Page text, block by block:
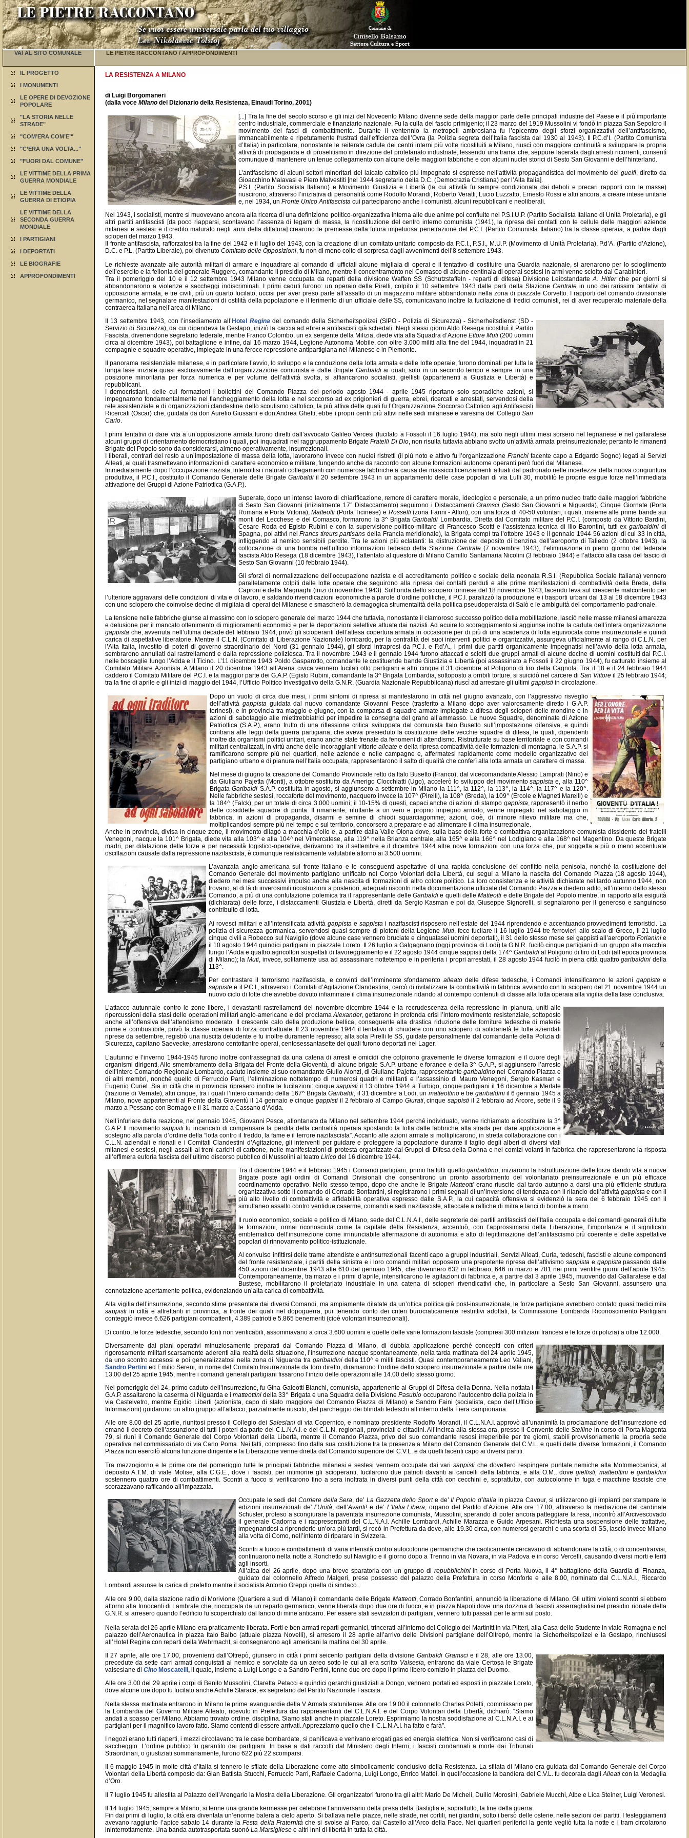
VAI AL SITO COMUNALE
IL PROGETTO
I MONUMENTI
LE OPERE DI DEVOZIONE
POPOLARE
"LA STORIA NELLE
STRADE"
"COM’ERA COM’E’"
"C’ERA UNA VOLTA..."
"FUORI DAL COMUNE"
LE VITTIME DELLA PRIMA
GUERRA MONDIALE
LE VITTIME DELLA
GUERRA DI ETIOPIA
LE VITTIME DELLA
SECONDA GUERRA
MONDIALE
I PARTIGIANI
I DEPORTATI
LE BIOGRAFIE
APPROFONDIMENTI
LE PIETRE RACCONTANO /APPROFONDIMENTI
LA RESISTENZA A MILANO
di Luigi Borgomaneri
(dalla voce Milano del Dizionario della Resistenza, Einaudi Torino, 2001)
[...] Tra la fine del secolo scorso e gli inizi del Novecento Milano divenne sede della maggior parte delle principali industrie del Paese e il più importante
centro industriale, commerciale e finanziario nazionale. Fu la culla del fascio primigenio; il 23 marzo del 1919 Mussolini vi fondò in piazza San Sepolcro il
movimento dei fasci di combattimento. Durante il ventennio la metropoli ambrosiana fu l’epicentro degli sforzi organizzativi dell’antifascismo,
immancabilmente e ripetutamente frustrati dall’efficienza dell’Ovra (la Polizia segreta dell’Italia fascista dal 1930 al 1943). Il P.C.d’I. (Partito Comunista
d’Italia) in particolare, nonostante le reiterate cadute dei centri interni più volte ricostituiti a Milano, riuscì con maggiore continuità a sviluppare la propria
attività di propaganda e di proselitismo in direzione del proletariato industriale, tessendo una trama che, seppure lacerata dagli arresti ricorrenti, consentì
comunque di mantenere un tenue collegamento con alcune delle maggiori fabbriche e con alcuni nuclei storici di Sesto San Giovanni e dell’hinterland.
L’antifascismo di alcuni settori minoritari del laicato cattolico più impegnato si espresse nell’attività propagandistica del movimento dei guelfi, diretto da
Gioacchino Malavasi e Piero Malvestiti [nel 1944 segretario della D.C. (Democrazia Cristiana) per l’Alta Italia].
P.S.I. (Partito Socialista Italiano) e Movimento Giustizia e Libertà (la cui attività fu sempre condizionata dai deboli e precari rapporti con le masse)
riuscirono, attraverso l’iniziativa di personalità come Rodolfo Morandi, Roberto Veratti, Lucio Luzzatto, Ernesto Rossi e altri ancora, a creare intese unitarie
e, nel 1934, un Fronte Unico Antifascista cui parteciparono anche i comunisti, alcuni repubblicani e neoliberali.
Nel 1943, i socialisti, mentre si muovevano ancora alla ricerca di una definizione politico-organizzativa interna alle due anime poi confluite nel P.S.I.U.P. (Partito Socialista Italiano di Unità Proletaria), e gli
altri partiti antifascisti [da poco riapparsi, scontavano l’assenza di legami di massa, la ricostituzione del centro interno comunista (1941), la ripresa dei contatti con le cellule delle maggiori aziende
milanesi e sestesi e il credito maturato negli anni della dittatura] crearono le premesse della futura impetuosa penetrazione del P.C.I. (Partito Comunista Italiano) tra la classe operaia, a partire dagli
scioperi del marzo 1943.
Il fronte antifascista, rafforzatosi tra la fine del 1942 e il luglio del 1943, con la creazione di un comitato unitario composto da P.C.I., P.S.I., M.U.P. (Movimento di Unità Proletaria), P.d’A. (Partito d’Azione),
D.C. e P.L. (Partito Liberale), poi divenuto Comitato delle Opposizioni, fu non di meno colto di sorpresa dagli avvenimenti dell’8 settembre 1943.
Le richieste avanzate alle autorità militari di armare e inquadrare al comando di ufficiali alcune migliaia di operai e il tentativo di costituire una Guardia nazionale, si arenarono per lo scioglimento
dell’esercito e la fellonia del generale Ruggero, comandante il presidio di Milano, mentre il concentramento nel Comasco di alcune centinaia di operai sestesi in armi venne sciolto dai Carabinieri.
Tra il pomeriggio del 10 e il 12 settembre 1943 Milano venne occupata da reparti della divisione Waffen SS (Schutzstaffeln - reparti di difesa) Divisione LeibstandarteA. Hitlerche per giorni si
abbandonarono a violenze e saccheggi indiscriminati. I primi caduti furono: un operaio della Pirelli, colpito il 10 settembre 1943 dalle parti della Stazione Centralein uno dei rarissimi tentativi di
opposizione armata, e tre civili, più un quarto fucilato, uccisi per aver preso parte all’assalto di un magazzino militare abbandonato nella zona di piazzale Corvetto. I rapporti del comando divisionale
germanico, nel segnalare manifestazioni di ostilità della popolazione e il ferimento di un ufficiale delle SS, comunicavano inoltre la fucilazione di tredici comunisti, rei di aver recuperato materiale della
contraerea italiana nell’area di Milano.
Il 13 settembre 1943, con l’insediamento all’Hotel Reginadel comando della Sicherheitspolizei (SIPO - Polizia di Sicurezza) - Sicherheitsdienst (SD -
Servizio di Sicurezza), da cui dipendeva la Gestapo, iniziò la caccia ad ebrei e antifascisti già schedati. Negli stessi giorni Aldo Resega ricostituì il Partito
Fascista, divenendone segretario federale, mentre Franco Colombo, un ex sergente della Milizia, diede vita alla Squadra d’Azione Ettore Muti (200 uomini
circa al dicembre 1943), poi battaglione e infine, dal 16 marzo 1944, Legione Autonoma Mobile, con oltre 3.000 militi alla fine del 1944, inquadrati in 21
compagnie e squadre operative, impiegate in una feroce repressione antipartigiana nel Milanese e in Piemonte.
Il panorama resistenziale milanese, e in particolare l’avvio, lo sviluppo e la conduzione della lotta armata e delle lotte operaie, furono dominati per tutta la
lunga fase iniziale quasi esclusivamente dall’organizzazione comunista e dalle Brigate Garibaldiai quali, solo in un secondo tempo e sempre in una
posizione minoritaria per forza numerica e per volume dell’attività svolta, si affiancarono socialisti, giellisti (appartenenti a Giustizia e Libertà) e
repubblicani.
I democristiani, delle cui formazioni i bollettini del Comando Piazza del periodo agosto 1944 - aprile 1945 riportano solo sporadiche azioni, si
impegnarono fondamentalmente nel fiancheggiamento della lotta e nel soccorso ad ex prigionieri di guerra, ebrei, ricercati e arrestati, servendosi della
rete assistenziale e di organizzazioni clandestine dello scoutismo cattolico, la più attiva delle quali fu l’Organizzazione Soccorso Cattolico agli Antifascisti
Ricercati (Oscar) che, guidata da don Aurelio Giussani e don Andrea Ghetti, ebbe i propri centri più attivi nelle sedi milanese e varesina del CollegioSan
Carlo.
I primi tentativi di dare vita a un’opposizione armata furono diretti dall’avvocato Galileo Vercesi (fucilato a Fossoli il 16 luglio 1944), ma solo negli ultimi mesi sorsero nel legnanese e nel gallaratese
alcuni gruppi di orientamento democristiano i quali, poi inquadrati nel raggruppamento BrigateFratelli Di Dio, non risulta tuttavia abbiano svolto un’attività armata preinsurrezionale; pertanto le rimanenti
Brigate del Popolo sono da considerarsi, almeno operativamente, insurrezionali.
I liberali, contrari del resto a un’impostazione di massa della lotta, lavorarono invece con nuclei ristretti (il più noto e attivo fu l’organizzazione Franchifacente capo a Edgardo Sogno) legati ai Servizi
Alleati, ai quali trasmettevano informazioni di carattere economico e militare, fungendo anche da raccordo con alcune formazioni autonome operanti però fuori dal Milanese.
Immediatamente dopo l’occupazione nazista, interrottisi i naturali collegamenti con numerose fabbriche a causa dei massicci licenziamenti attuati dal padronato nelle incertezze della nuova congiuntura
produttiva, il P.C.I., costituito il Comando Generale delle Brigate Garibaldiil 20 settembre 1943 in un appartamento delle case popolari di via Lulli 30, mobilitò le proprie esigue forze nell’immediata
attivazione dei Gruppi di Azione Patriottica (G.A.P.).
Superate, dopo un intenso lavoro di chiarificazione, remore di carattere morale, ideologico e personale, a un primo nucleo tratto dalle maggiori fabbriche
di Sesto San Giovanni (inizialmente 17° Distaccamento) seguirono i DistaccamentiGramsci (Sesto San Giovanni e Niguarda), Cinque Giornate (Porta
Romana e Porta Vittoria),Matteotti (Porta Ticinese) e Rosselli(zona Farini - Affori), con una forza di 40-50 volontari, i quali, insieme alle prime bande sui
monti del Lecchese e del Comasco, formarono la 3^ BrigataGaribaldi Lombardia. Diretta dal Comitato militare del P.C.I. (composto da Vittorio Bardini,
Cesare Roda ed Egisto Rubini e con la supervisione politico-militare di Francesco Scotti e l’assistenza tecnica di Ilio Barontini, tutti exgaribaldini di
Spagna, poi attivi neiFrancs tireurs partisans della Francia meridionale), la Brigata compì tra l’ottobre 1943 e il gennaio 1944 56 azioni di cui 33 in città,
infliggendo al nemico sensibili perdite. Tra le azioni più eclatanti: la distruzione del deposito di benzina dell’aeroporto di Taliedo (2 ottobre 1943), la
collocazione di una bomba nell’ufficio informazioni tedesco della Stazione Centrale(7 novembre 1943), l’eliminazione in pieno giorno del federale
fascista Aldo Resega (18 dicembre 1943), l’attentato al questore di Milano Camillo Santamaria Nicolini (3 febbraio 1944) e l’attacco alla casa del fascio di
Sesto San Giovanni (10 febbraio 1944).
Gli sforzi di normalizzazione dell’occupazione nazista e di accreditamento politico e sociale della neonata R.S.I. (Repubblica Sociale Italiana) vennero
parallelamente colpiti dalle lotte operaie che seguirono alla ripresa dei contatti perduti e alle prime manifestazioni di combattività della Breda, della
Caproni e della Magnaghi (inizi di novembre 1943). Sull’onda dello sciopero torinese del 18 novembre 1943, facendo leva sul crescente malcontento per
l’ulteriore aggravarsi delle condizioni di vita e di lavoro, e saldando rivendicazioni economiche a parole d’ordine politiche, il P.C.I. paralizzò la produzione e i trasporti urbani dal 13 al 18 dicembre 1943
con uno sciopero che coinvolse decine di migliaia di operai del Milanese e smascherò la demagogica strumentalità della politica pseudoperaista di Salò e le ambiguità del comportamento padronale.
La tensione nelle fabbriche giunse al massimo con lo sciopero generale del marzo 1944 che tuttavia, nonostante il clamoroso successo politico della mobilitazione, lasciò nelle masse milanesi amarezza
e delusione per il mancato ottenimento di miglioramenti economici e per le deportazioni selettive attuate dai nazisti. Ad acuire lo scoraggiamento si aggiunse inoltre la caduta dell’intera organizzazione
gappista che, avvenuta nell’ultima decade del febbraio 1944, privò gli scioperanti dell’attesa copertura armata in occasione per di più di una scadenza di lotta equivocata come insurrezionale e quindi
carica di aspettative liberatorie. Mentre il C.L.N. (Comitato di Liberazione Nazionale) lombardo, per la centralità dei suoi interventi politici e organizzativi, assurgeva ufficialmente al rango di C.L.N. per
l’Alta Italia, investito di poteri di governo straordinario del Nord (31 gennaio 1944), gli sforzi intrapresi da P.C.I. e P.d’A., i primi due partiti organicamente impegnatisi nell’avvio della lotta armata,
sembrarono annullati dai rastrellamenti e dalla repressione poliziesca. Tra il novembre 1943 e il gennaio 1944 furono attaccati e sciolti due gruppi armati di alcune decine di uomini costituiti dal P.C.I.
nelle boscaglie lungo l’Adda e il Ticino. L’11 dicembre 1943 Poldo Gasparotto, comandante le costituende bande Giustizia e Libertà (poi assassinato a Fossoli il 22 giugno 1944), fu catturato insieme al
Comitato Militare Azionista. A Milano il 20 dicembre 1943 all’Arena civica vennero fucilati otto partigiani e altri cinque il 31 dicembre al Poligono di tiro della Cagnola. Tra il 18 e il 24 febbraio 1944
caddero il Comitato Militare del P.C.I. e la maggior parte dei G.A.P. (Egisto Rubini, comandante la 3^ Brigata Lombardia, sottoposto a orribili torture, si suicidò nel carcere diSan Vittore il 25 febbraio 1944;
tra la fine di aprile e gli inizi di maggio del 1944, l’Ufficio Politico Investigativo della G.N.R. (Guardia Nazionale Repubblicana) riuscì ad arrestare gli ultimi gappisti in circolazione.
Dopo un vuoto di circa due mesi, i primi sintomi di ripresa si manifestarono in città nel giugno avanzato, con l’aggressivo risveglio
dell’attività gappista guidata dal nuovo comandante Giovanni Pesce (trasferito a Milano dopo aver valorosamente diretto i G.A.P.
torinesi), e in provincia tra maggio e giugno, con la comparsa di squadre armate impiegate a difesa degli scioperi delle mondine e in
azioni di sabotaggio alle mietitrebbiatrici per impedire la consegna del grano all’ammasso. Le nuove Squadre, denominate di Azione
Patriottica (S.A.P.), erano frutto di una riflessione critica sviluppata dal comunista Italo Busetto sull’impostazione difensiva, e quindi
contraria alle leggi della guerra partigiana, che aveva presieduto la costituzione delle vecchie squadre di difesa, le quali, dipendenti
inoltre da organismi politici unitari, erano anche state frenate da fenomeni di attendismo. Ristrutturate su base territoriale e con comandi
militari centralizzati, in virtù anche delle incoraggianti vittoriealleate e della ripresa combattività delle formazioni di montagna, le S.A.P. si
ramificarono sempre più nei quartieri, nelle aziende e nelle campagne e, affermatesi rapidamente come modello organizzativo del
partigiano urbano e di pianura nell’Italia occupata, rappresentarono il salto di qualità che conferì alla lotta armata un carattere di massa.
Nel mese di giugno la creazione del Comando Provinciale retto da Italo Busetto (Franco), dal vicecomandante Alessio Lamprati (Nino) e
da Giuliano Pajetta (Monti), a ottobre sostituito da Amerigo Clocchiatti (Ugo), accelerò lo sviluppo del movimentosappista e, alla 110^
BrigataGaribaldi S.A.P. costituita in agosto, si aggiunsero a settembre in Milano la 111^, la 112^, la 113^, la 114^, la 117^ e la 120^.
Nelle fabbriche sestesi, roccaforte del movimento, nacquero invece la 107^ (Pirelli), la 108^ (Breda), la 109^ (Ercole e Magneti Marelli) e
la 184^ (Falck), per un totale di circa 3.000 uomini; il 10-15% di questi, capaci anche di azioni di stampo gappista, rappresentò il nerbo
delle cosiddette squadre di punta. Il rimanente, riluttante a un vero e proprio impegno armato, venne impiegato nel sabotaggio in
fabbrica, in azioni di propaganda, disarmi e semine di chiodi squarciagomme; azioni, cioè, di minore rilievo militare ma che,
moltiplicandosi sempre più nel tempo e sul territorio, concorsero a preparare e ad alimentare il clima insurrezionale.
Anche in provincia, divisa in cinque zone, il movimento dilagò a macchia d’olio e, a partire dalla Valle Olona dove, sulla base della forte e combattiva organizzazione comunista dissidente dei fratelli
Venegoni, nacque la 101^ Brigata, diede vita alla 103^ e alla 104^ nel Vimercatese, alla 119^ nella Brianza centrale, alla 165^ e alla 166^ nel Lodigiano e alla 168^ nel Magentino. Da queste Brigate
madri, per dilatazione delle forze e per necessità logistico-operative, derivarono tra il settembre e il dicembre 1944 altre nove formazioni con una forza che, pur soggetta a più o meno accentuate
oscillazioni causate dalla repressione nazifascista, è comunque realisticamente valutabile attorno ai 3.500 uomini.
L’avanzata anglo-americana sul fronte italiano e le conseguenti aspettative di una rapida conclusione del conflitto nella penisola, nonché la costituzione del
Comando Generale del movimento partigiano unificato nel Corpo Volontari della Libertà, cui seguì a Milano la nascita del Comando Piazza (18 agosto 1944),
diedero nei mesi successivi impulso anche alla nascita di formazioni di altro colore politico. La loro consistenza e le attività dichiarate nel tardo autunno 1944, non
trovano, al di là di inverosimili ricostruzioni a posteriori, adeguati riscontri nella documentazione ufficiale del Comando Piazza e diedero adito, all’interno dello stesso
Comando, a più di una confutazione polemica tra il rappresentante delleGaribaldi e quelli delleMatteotti e delle Brigate del Popolo mentre, in rapporto alla esiguità
(dichiarata) delle forze, i distaccamenti Giustizia e Libertà, diretti da Sergio Kasman e poi da Giuseppe Signorelli, si segnalarono per il generoso e sanguinoso
contribuito di lotta.
Ai rovesci militari e all’intensificata attivitàgappista e sappista i nazifascisti risposero nell’estate del 1944 riprendendo e accentuando provvedimenti terroristici. La
polizia di sicurezza germanica, servendosi quasi sempre di plotoni della Legione Muti, fece fucilare il 16 luglio 1944 tre ferrovieri allo scalo di Greco, il 21 luglio
cinque civili a Robecco sul Naviglio (dove alcune case vennero bruciate e cinquatasei uomini deportati), il 31 dello stesso mese sei gappisti all’aeroporto Forlanini e
il 10 agosto 1944 quindici partigiani in piazzale Loreto. Il 26 luglio a Galgagnano (oggi provincia di Lodi) la G.N.R. fucilò cinque partigiani di un gruppo alla macchia
lungo l’Adda e quattro agricoltori sospettati di favoreggiamento e il 22 agosto 1944 cinque sappisti della 174^Garibaldi al Poligono di tiro di Lodi (all’epoca provincia
di Milano); laMuti , invece, solitamente usa ad assassinare nottetempo e in periferia i propri arrestati, il 28 agosto 1944 fucilò in piena città quattrogaribaldini della
113^.
Per contrastare il terrorismo nazifascista, e convinti dell’imminente sfondamento alleatodelle difese tedesche, i Comandi intensificarono le azioni gappistee
sappiste e il P.C.I., attraverso i Comitati d’Agitazione Clandestina, cercò di rivitalizzare la combattività in fabbrica avviando con lo sciopero del 21 novembre 1944 un
nuovo ciclo di lotte che avrebbe dovuto infiammare il clima insurrezionale ridando al contempo contenuti di classe alla lotta operaia alla vigilia della fase conclusiva.
L’attacco autunnale contro le zone libere, i devastanti rastrellamenti del novembre-dicembre 1944 e la recrudescenza della repressione in pianura, uniti alle
ripercussioni della stasi delle operazioni militari anglo-americane e del proclamaAlexander, gettarono in profonda crisi l’intero movimento resistenziale, sottoposto
anche all’offensiva dell’attendismo moderato. Il crescente calo della produzione bellica, conseguente alla drastica riduzione delle forniture tedesche di materie
prime e combustibile, privò la classe operaia di forza contrattuale. Il 23 novembre 1944 il tentativo di chiudere con uno sciopero di solidarietà le lotte aziendali
riprese da settembre, registrò una riuscita deludente e fu inoltre duramente represso; alla sola Pirelli le SS, guidate personalmente dal comandante della Polizia di
Sicurezza, capitano Saevecke, arrestarono centottantre operai, centosessantasette dei quali furono deportati nei Lager.
L’autunno e l’inverno 1944-1945 furono inoltre contrassegnati da una catena di arresti e omicidi che colpirono gravemente le diverse formazioni e il cuore degli
organismi dirigenti. Allo smembramento della Brigata del Fronte della Gioventù, di alcune brigate S.A.P. urbane e foranee e della 3^ G.A.P., si aggiunsero l’arresto
dell’intero Comando Regionale Lombardo, caduto insieme al suo comandante Giulio Alonzi, di Giuliano Pajetta, rappresentantegaribaldino nel Comando Piazza e
di altri membri, nonché quello di Ferruccio Parri, l’eliminazione nottetempo di numerosi quadri e militanti e l’assassinio di Mauro Venegoni, Sergio Kasman e
Eugenio Curiel. Sia in città che in provincia ripresero inoltre le fucilazioni: cinquesappisti il 13 ottobre 1944 a Turbigo, cinque partigiani il 16 dicembre a Merlate
(frazione di Vernate), altri cinque, tra i quali l’intero comando della 167^ BrigataGaribaldi , il 31 dicembre a Lodi, un matteottinoe tre garibaldiniil 6 gennaio 1945 a
Milano, nove appartenenti al Fronte della Gioventù il 14 gennaio e cinquegappisti il 2 febbraio al Campo Giurati, cinquesappisti il 2 febbraio ad Arcore, sette il 9
marzo a Pessano con Bornago e il 31 marzo a Cassano d’Adda.
Nell’infuriare della reazione, nel gennaio 1945, Giovanni Pesce, allontanato da Milano nel settembre 1944 perché individuato, venne richiamato a ricostituire la 3^
G.A.P. Il movimento sappistifu incaricato di compensare la perdita della centralità operaia spostando la lotta dalle fabbriche alla strada per dare applicazione e
sostegno alla parola d’ordine della “lotta contro il freddo, la fame e il terrore nazifascista”. Accanto alle azioni armate si moltiplicarono, in stretta collaborazione con i
C.L.N. aziendali e rionali e i Comitati Clandestini d’Agitazione, gli interventi per guidare e proteggere la popolazione durante il taglio degli alberi di diversi viali
milanesi e sestesi, negli assalti ai treni carichi di carbone, nelle manifestazioni di protesta organizzate dai Gruppi di Difesa della Donna e nei comizi volanti in fabbrica che rappresentarono la risposta
all’effimera euforia fascista dell’ultimo discorso pubblico di Mussolini al teatro Lirico del 16 dicembre 1944.
Tra il dicembre 1944 e il febbraio 1945 i Comandi partigiani, primo fra tutti quellogaribaldino, iniziarono la ristrutturazione delle forze dando vita a nuove
Brigate poste agli ordini di Comandi Divisionali che consentirono un pronto assorbimento del volontariato preinsurrezionale e un più efficace
coordinamento operativo. Nello stesso tempo, dopo che anche le BrigateMatteotti erano riuscite dal tardo autunno a darsi una più efficiente struttura
organizzativa sotto il comando di Corrado Bonfantini, si registrarono i primi segnali di un’inversione di tendenza con il rilancio dell’attività gappistae con il
più alto livello di combattività e affidabilità operativa espresso dalle S.A.P., la cui capacità offensiva si evidenziò la sera del 6 febbraio 1945 con il
simultaneo assalto contro ventidue caserme, comandi e sedi nazifasciste, attaccate a raffiche di mitra e lanci di bombe a mano.
Il ruolo economico, sociale e politico di Milano, sede del C.L.N.A.I., delle segreterie dei partiti antifascisti dell’Italia occupata e dei comandi generali di tutte
le formazioni, ormai riconosciuta come la capitale della Resistenza, accentuò, con l’approssimarsi della Liberazione, l’importanza e il significato
emblematico dell’insurrezione come irrinunciabile affermazione di autonomia e atto di legittimazione dell’antifascismo più coerente e delle aspettative
popolari di rinnovamento politico-istituzionale.
Al convulso infittirsi delle trame attendiste e antinsurrezionali facenti capo a gruppi industriali, Servizi Alleati, Curia, tedeschi, fascisti e alcune componenti
del fronte resistenziale, i partiti della sinistra e i loro comandi militari opposero una prepotente ripresa dell’attivismo sappistae gappistapassando dalle
450 azioni del dicembre 1943 alle 610 del gennaio 1945, che divennero 632 in febbraio, 646 in marzo e 781 nei primi ventitre giorni dell’aprile 1945.
Contemporaneamente, tra marzo e i primi d’aprile, intensificarono le agitazioni di fabbrica e, a partire dal 3 aprile 1945, muovendo dal Gallaratese e dal
Bustese, mobilitarono il proletariato industriale in una catena di scioperi rivendicativi che, in particolare a Sesto San Giovanni, assunsero una
connotazione apertamente politica, evidenziando un’alta carica di combattività.
Alla vigilia dell’insurrezione, secondo stime presentate dai diversi Comandi, ma ampiamente dilatate da un’ottica politica già post-insurrezionale, le forze partigiane avrebbero contato quasi tredici mila
sappisti in città e altrettanti in provincia, a fronte dei quali nel dopoguerra, pur tenendo conto dei criteri burocraticamente restrittivi adottati, la Commissione Lombarda Riconoscimento Partigiani
conteggiò invece 6.626 partigiani combattenti, 4.389 patrioti e 5.865 benemeriti (cioè volontari insurrezionali).
Di contro, le forze tedesche, secondo fonti non verificabili, assommavano a circa 3.600 uomini e quelle delle varie formazioni fasciste (compresi 300 miliziani francesi e le forze di polizia) a oltre 12.000.
Diversamente dai piani operativi minuziosamente preparati dal Comando Piazza di Milano, di dubbia applicazione perché concepiti con criteri
rigorosamente militari scarsamente aderenti alla realtà della situazione, l’insurrezione nacque spontaneamente, nella tarda mattinata del 24 aprile 1945,
da uno scontro accesosi e poi generalizzatosi nella zona di Niguarda tra garibaldinidella 110^ e militi fascisti. Quasi contemporaneamente Leo Valiani,
Sandro Pertini ed Emilio Sereni, in nome del Comitato Insurrezionale da loro diretto, diramarono l’ordine dello sciopero insurrezionale a partire dalle ore
13.00 del 25 aprile 1945, mentre i comandi generali partigiani fissarono l’inizio delle operazioni alle 14.00 dello stesso giorno.
Nel pomeriggio del 24, primo caduto dell’insurrezione, fu Gina Galeotti Bianchi, comunista, appartenente ai Gruppi di Difesa della Donna. Nella nottata i
G.A.P. assaltarono la caserma di Niguarda e imatteottini della 33^ Brigata e una Squadra della DivisionePasubio occuparono l’autocentro della polizia in
via Castelvetro, mentre Egidio Liberti (azionista, capo di stato maggiore del Comando Piazza di Milano) e Sandro Faini (socialista, capo dell’Ufficio
Informazioni) guidarono un altro gruppo all’attacco, parzialmente riuscito, del parcheggio dei blindati tedeschi all’interno della Fiera campionaria.
Alle ore 8.00 del 25 aprile, riunitosi presso il Collegio deiSalesiani di via Copernico, e nominato presidente Rodolfo Morandi, il C.L.N.A.I. approvò all’unanimità la proclamazione dell’insurrezione ed
emanò il decreto dell’assunzione di tutti i poteri da parte del C.L.N.A.I. e dei C.L.N. regionali, provinciali e cittadini. All’incirca alla stessa ora, presso il Convento delleStelline in corso di Porta Magenta
79, si riunì il Comando Generale del Corpo Volontari della Libertà, mentre il Comando Piazza, privo del suo comandante resosi irreperibile per tre giorni, stabilì provvisoriamente la propria sede
operativa nel commissariato di via Carlo Poma. Nei fatti, compresso fino dalla sua costituzione tra la presenza a Milano del Comando Generale del C.V.L. e quelli delle diverse formazioni, il Comando
Piazza non esercitò alcuna funzione dirigente e la Liberazione venne diretta dal Comando superiore del C.V.L. e da quelli facenti capo ai diversi partiti.
Tra mezzogiorno e le prime ore del pomeriggio tutte le principali fabbriche milanesi e sestesi vennero occupate dai varisappisti che dovettero respingere puntate nemiche alla Motomeccanica, al
deposito A.T.M. di viale Molise, alla C.G.E., dove i fascisti, per intimorire gli scioperanti, fucilarono due patrioti davanti ai cancelli della fabbrica, e alla O.M., dovegiellisti, matteottini egaribaldini
sostennero quattro ore di combattimenti. Scontri a fuoco si verificarono fino a sera inoltrata in diversi punti della città con cecchini e, soprattutto, con autocolonne in fuga e macchine fasciste che
scorazzavano rafficando all’impazzata.
Occupate le sedi del Corriere della Sera, de’ La Gazzetta dello Sporte de’Il Popolo d’Italiain piazza Cavour, si utilizzarono gli impianti per stampare le
edizioni insurrezionali de’l’Unità, dell’Avanti!e de’ L’Italia Libera, organo del Partito d’Azione. Alle ore 17.00, attraverso la mediazione del cardinale
Schuster, proteso a scongiurare la paventata insurrezione comunista, Mussolini, sperando di poter ancora patteggiare la resa, incontrò all’Arcivescovado
il generale Cadorna e i rappresentanti del C.L.N.A.I. Achille Lombardi, Achille Marazza e Guido Arpesani. Richiesta una sospensione delle trattative,
impegnandosi a riprenderle un’ora più tardi, si recò in Prefettura da dove, alle 19.30 circa, con numerosi gerarchi e una scorta di SS, lasciò invece Milano
alla volta di Como, nell’intento di riparare in Svizzera.
Scontri a fuoco e combattimenti di varia intensità contro autocolonne germaniche che caoticamente cercavano di abbandonare la città, o di concentrarvisi,
continuarono nella notte a Ronchetto sul Naviglio e il giorno dopo a Trenno in via Novara, in via Padova e in corso Vercelli, causando diversi morti e feriti
agli insorti.
All’alba del 26 aprile, dopo una breve sparatoria con un gruppo di repubblichiniin corso di Porta Nuova, il 4° battaglione della Guardia di Finanza,
guidato dal colonnello Alfredo Malgeri, prese possesso del palazzo della Prefettura in corso Monforte e alle 8.00, nominato dal C.L.N.A.I., Riccardo
Lombardi assunse la carica di prefetto mentre il socialista Antonio Greppi quella di sindaco.
Alle ore 9.00, dalla stazione radio di Morivione (Quartiere a sud di Milano) il comandante delle Brigate Matteotti, Corrado Bonfantini, annunciò la liberazione di Milano. Gli ultimi violenti scontri si ebbero
attorno alla Innocenti di Lambrate che, rioccupata da un reparto germanico, venne liberata dopo due ore di fuoco, e in piazza Napoli dove una dozzina di fascisti asserragliatisi nel presidio rionale della
G.N.R. si arresero quando l’edificio fu scoperchiato dal lancio di mine anticarro. Per essere stati seviziatori di partigiani, vennero tutti passati per le armi sul posto.
Nella serata del 26 aprile Milano era praticamente liberata. Forti e ben armati reparti germanici, trincerati all’interno del Collegio dei Martinitt in via Pitteri, alla Casa dello Studente in viale Romagna e nel
palazzo dell’Aeronautica in piazza Italo Balbo (attuale piazza Novelli), si arresero il 28 aprile all’arrivo delle Divisioni partigiane dell’Oltrepò, mentre la Sicherheitspolizei e la Gestapo, rinchiusesi
all’Hotel Regina con reparti della Wehrmacht, si consegnarono agli americani la mattina del 30 aprile.
Il 27 aprile, alle ore 17.00, provenienti dall’Oltrepò, giunsero in città i primi seicento partigiani della divisioneGaribaldi Gramscie il 28, alle ore 13.00,
precedute da sette carri armati conquistati al nemico e sorvolate da un aereo sotto le cui ali era scritto Valsesia, entrarono da viale Certosa le Brigate
valsesiane di Cino Moscatelli, il quale, insieme a Luigi Longo e a Sandro Pertini, tenne due ore dopo il primo libero comizio in piazza del Duomo.
Alle ore 3.00 del 29 aprile i corpi di Benito Mussolini, Claretta Petacci e quindici gerarchi giustiziati a Dongo, vennero portati ed esposti in piazzale Loreto,
dove alcune ore dopo fu fucilato anche Achille Starace, ex segretario del Partito Nazionale Fascista.
Nella stessa mattinata entrarono in Milano le prime avanguardie della V Armata statunitense. Alle ore 19.00 il colonnello Charles Poletti, commissario per
la Lombardia del Governo Militare Alleato, ricevuto in Prefettura dai rappresentanti del C.L.N.A.I. e del Corpo Volontari della Libertà, dichiarò: “Siamo
andati a spasso per Milano. Abbiamo trovato ordine, disciplina. Siamo stati anche in piazzale Loreto. Esprimiamo la nostra soddisfazione al C.L.N.A.I. e ai
partigiani per il magnifico lavoro fatto. Siamo contenti di essere arrivati. Apprezziamo quello che il C.L.N.A.I. ha fatto e farà”.
I negozi erano tutti riaperti, i mezzi circolavano tra le case bombardate, si panificava e venivano erogati gas ed energia elettrica. Non si verificarono casi di
saccheggio. L’ordine pubblico fu garantito dai partigiani. In base a dati raccolti dal Ministero degli Interni, i fascisti condannati a morte dai Tribunali
Straordinari, o giustiziati sommariamente, furono 622 più 22 scomparsi.
Il 6 maggio 1945 in molte città d’Italia si tennero le sfilate della Liberazione come atto simbolicamente conclusivo della Resistenza. La sfilata di Milano era guidata dal Comando Generale del Corpo
Volontari della Libertà composto da: Gian Battista Stucchi, Ferruccio Parri, Raffaele Cadorna, Luigi Longo, Enrico Mattei. In quell’occasione la bandiera del C.V.L. fu decorata dagliAlleaticon la Medaglia
d’Oro.
Il 7 luglio 1945 fu allestita al Palazzo dell’Arengario la Mostra della Liberazione. Gli organizzatori furono tra gli altri: Mario De Micheli, Duilio Morosini, Gabriele Mucchi, Albe e Lica Steiner, Luigi Veronesi.
Il 14 luglio 1945, sempre a Milano, si tenne una grande kermesse per celebrare l’anniversario della presa della Bastiglia e, soprattutto, la fine della guerra.
Fin dai primi di luglio, la città era diventata un’enorme balera a cielo aperto. Si ballava nelle piazze, nelle strade, nei cortili, nei giardini, sotto i bersò delle osterie, nelle sezioni dei partiti. I festeggiamenti
avevano raggiunto l’apice sabato 14 durante laFesta della Fraternitàche si svolse al Parco, dal Castello all’Arco della Pace. Nei quartieri periferici la gente vegliò tutta la notte e i tram circolarono
ininterrottamente. Una banda autotrasportata suonò La Marsigliese e altri inni di libertà in tutta la città.